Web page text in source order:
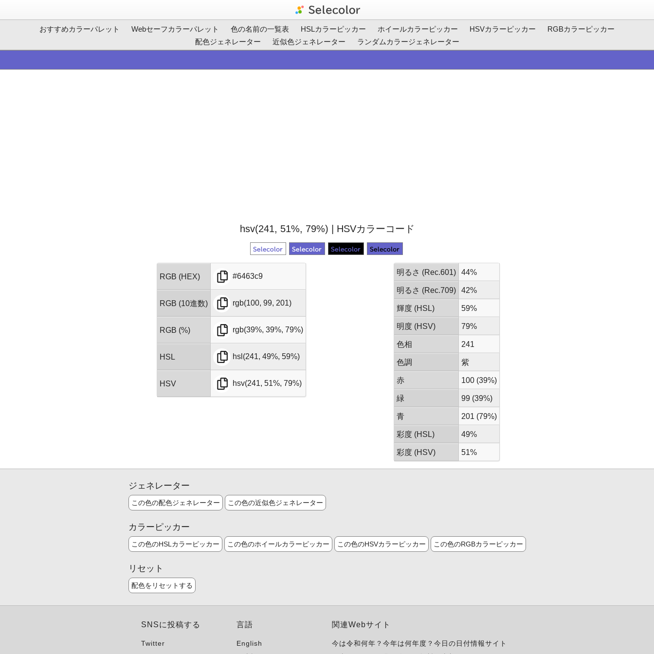
おすすめカラーパレット Webセーフカラーパレット 色の名前の一覧表 HSLカラーピッカー ホイールカラーピッカー HSVカラーピッカー
RGBカラーピッカー
配色ジェネレーター
近似色ジェネレーター ランダムカラージェネレーター
hsv(241, 51%, 79%) | HSVカラーコード
RGB (HEX) #6463c9
RGB (10進数) rgb(100, 99, 201)
RGB (%) rgb(39%, 39%, 79%)
HSL hsl(241, 49%, 59%)
HSV hsv(241, 51%, 79%)
明るさ (Rec.601) 44%
明るさ (Rec.709) 42%
輝度 (HSL) 59%
明度 (HSV) 79%
色相 241
色調 紫
赤 100 (39%)
緑 99 (39%)
青 201 (79%)
彩度 (HSL) 49%
彩度 (HSV) 51%
ジェネレーター
この色の配色ジェネレーター この色の近似色ジェネレーター
カラーピッカー
この色のHSLカラーピッカー この色のホイールカラーピッカー この色のHSVカラーピッカー この色のRGBカラーピッカー
リセット
配色をリセットする
SNSに投稿する
Twitter
言語
English
関連Webサイト
今は令和何年？今年は何年度？今日の日付情報サイト